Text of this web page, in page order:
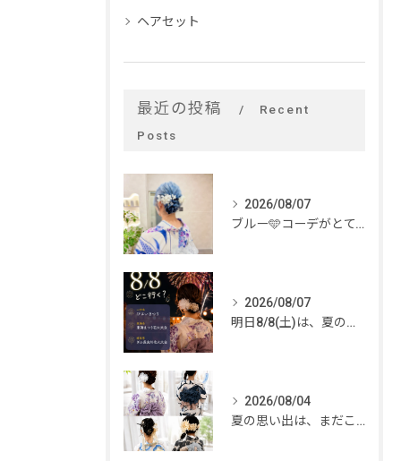
ヘアセット
最近の投稿
Recent
Posts
2026/08/07
ブルー🩵コーデがとてもお似合いでした✨
2026/08/07
明日8/8(土)は、夏のイベントがいっぱい🎆
2026/08/04
夏の思い出は、まだこれから。